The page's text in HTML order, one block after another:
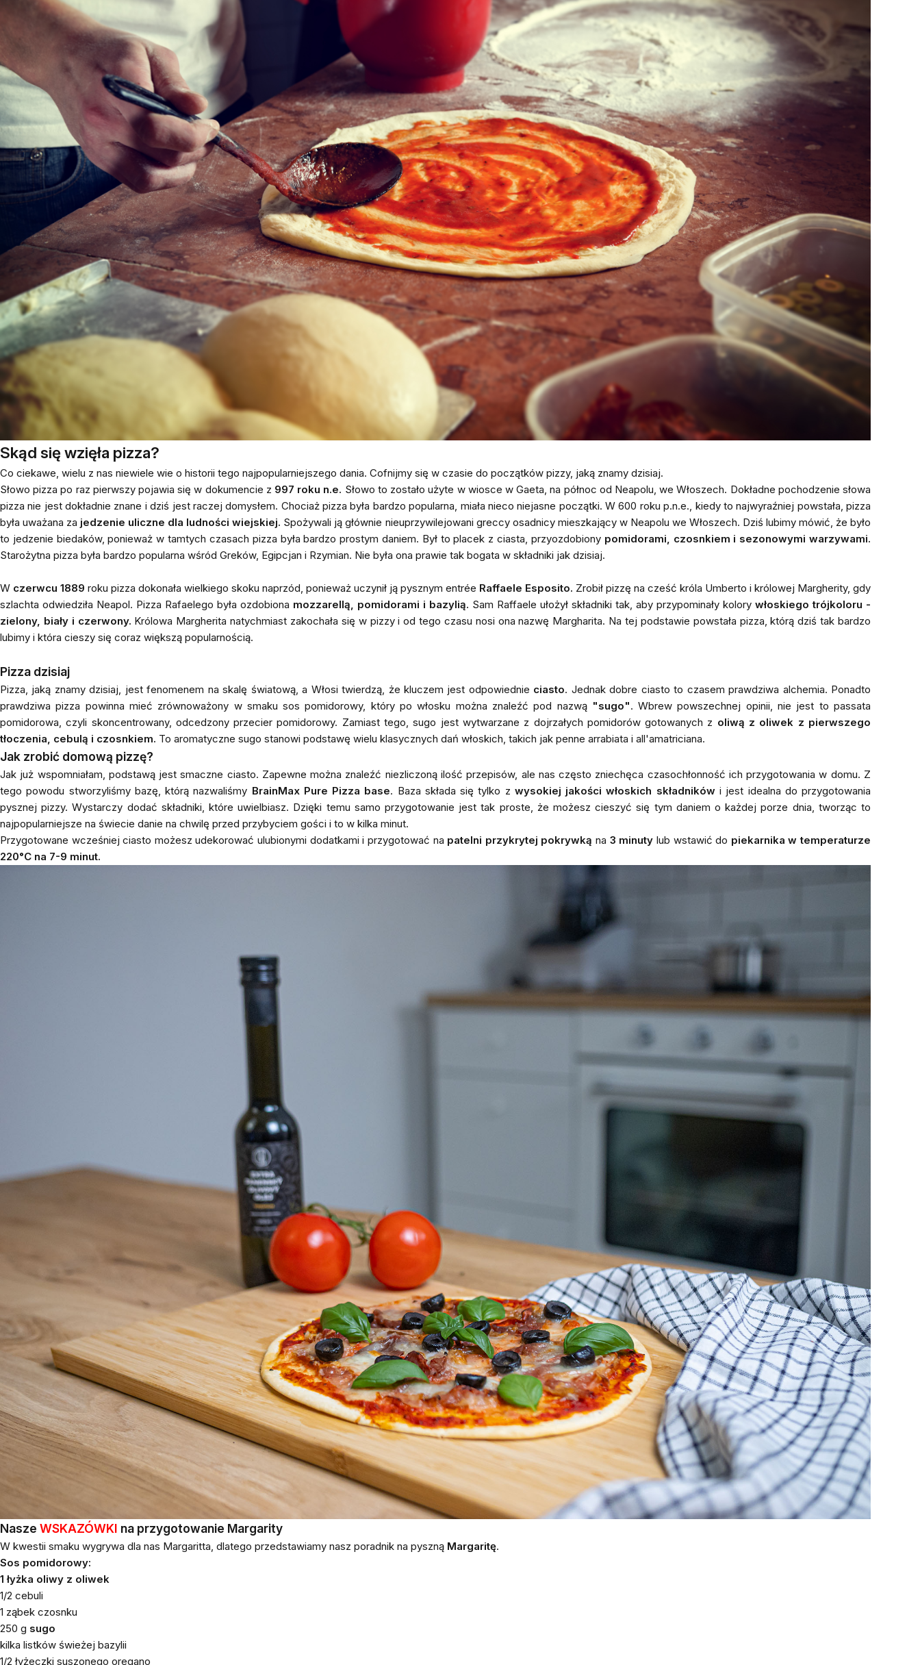
Skąd się wzięła pizza?
Co ciekawe, wielu z nas niewiele wie o historii tego najpopularniejszego dania. Cofnijmy się w czasie do początków pizzy, jaką znamy dzisiaj.
Słowo pizza po raz pierwszy pojawia się w dokumencie z 997 roku n.e. Słowo to zostało użyte w wiosce w Gaeta, na północ od Neapolu, we Włoszech. Dokładne pochodzenie słowa
pizza nie jest dokładnie znane i dziś jest raczej domysłem. Chociaż pizza była bardzo popularna, miała nieco niejasne początki. W 600 roku p.n.e., kiedy to najwyraźniej powstała, pizza
była uważana za jedzenie uliczne dla ludności wiejskiej. Spożywali ją głównie nieuprzywilejowani greccy osadnicy mieszkający w Neapolu we Włoszech. Dziś lubimy mówić, że było
to jedzenie biedaków, ponieważ w tamtych czasach pizza była bardzo prostym daniem. Był to placek z ciasta, przyozdobiony pomidorami, czosnkiem i sezonowymi warzywami.
Starożytna pizza była bardzo popularna wśród Greków, Egipcjan i Rzymian. Nie była ona prawie tak bogata w składniki jak dzisiaj.
W czerwcu 1889 roku pizza dokonała wielkiego skoku naprzód, ponieważ uczynił ją pysznym entrée Raffaele Esposito. Zrobił pizzę na cześć króla Umberto i królowej Margherity, gdy
szlachta odwiedziła Neapol. Pizza Rafaelego była ozdobiona mozzarellą, pomidorami i bazylią. Sam Raffaele ułożył składniki tak, aby przypominały kolory włoskiego trójkoloru -
zielony, biały i czerwony. Królowa Margherita natychmiast zakochała się w pizzy i od tego czasu nosi ona nazwę Margharita. Na tej podstawie powstała pizza, którą dziś tak bardzo
lubimy i która cieszy się coraz większą popularnością.
Pizza dzisiaj
Pizza, jaką znamy dzisiaj, jest fenomenem na skalę światową, a Włosi twierdzą, że kluczem jest odpowiednie ciasto. Jednak dobre ciasto to czasem prawdziwa alchemia. Ponadto
prawdziwa pizza powinna mieć zrównoważony w smaku sos pomidorowy, który po włosku można znaleźć pod nazwą "sugo". Wbrew powszechnej opinii, nie jest to passata
pomidorowa, czyli skoncentrowany, odcedzony przecier pomidorowy. Zamiast tego, sugo jest wytwarzane z dojrzałych pomidorów gotowanych z oliwą z oliwek z pierwszego
tłoczenia , cebulą i czosnkiem. To aromatyczne sugo stanowi podstawę wielu klasycznych dań włoskich, takich jak penne arrabiata i all'amatriciana.
Jak zrobić domową pizzę?
Jak już wspomniałam, podstawą jest smaczne ciasto. Zapewne można znaleźć niezliczoną ilość przepisów, ale nas często zniechęca czasochłonność ich przygotowania w domu. Z
tego powodu stworzyliśmy bazę, którą nazwaliśmy BrainMax Pure Pizza base. Baza składa się tylko z wysokiej jakości włoskich składników i jest idealna do przygotowania
pysznej pizzy. Wystarczy dodać składniki, które uwielbiasz. Dzięki temu samo przygotowanie jest tak proste, że możesz cieszyć się tym daniem o każdej porze dnia, tworząc to
najpopularniejsze na świecie danie na chwilę przed przybyciem gości i to w kilka minut.
Przygotowane wcześniej ciasto możesz udekorować ulubionymi dodatkami i przygotować na patelni przykrytej pokrywką na 3 minuty lub wstawić do piekarnika w temperaturze
220°C na 7-9 minut.
Nasze WSKAZÓWKI na przygotowanie Margarity
W kwestii smaku wygrywa dla nas Margaritta, dlatego przedstawiamy nasz poradnik na pyszną Margaritę.
Sos pomidorowy:
1 łyżka oliwy z oliwek
1/2 cebuli
1 ząbek czosnku
250 g sugo
kilka listków świeżej bazylii
1/2 łyżeczki suszonego oregano